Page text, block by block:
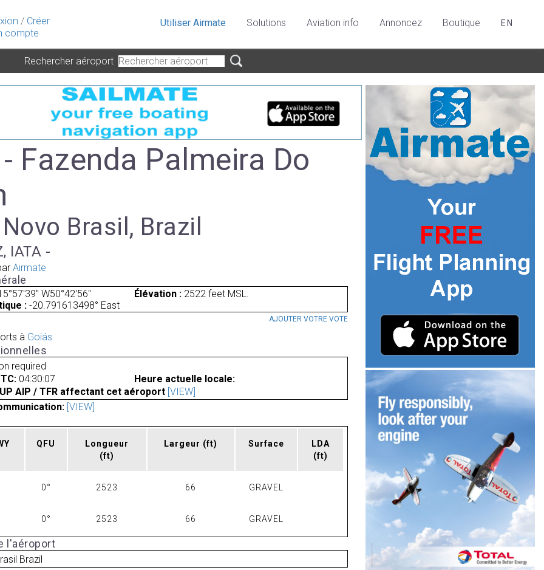
/ Créer
compte
Utiliser Airmate Solutions Aviation info Annoncez Boutique EN
Rechercher aéroport
Fazenda Palmeira Do
Brasil, Brazil
IATA -
Airmate
W50°42'56" Élévation :2522 feet MSL.
: -20.791613498° East
AJOUTER VOTRE VOTE
à Goiás
required
04:30:07
Heure actuelle locale:
AIP / TFR affectant cet aéroport [VIEW]
[VIEW]
QFU
Longueur
(ft)
Largeur (ft) Surface
LDA
(ft)
0° 2523 66 GRAVEL
0° 2523 66 GRAVEL
l'aéroport
Brazil